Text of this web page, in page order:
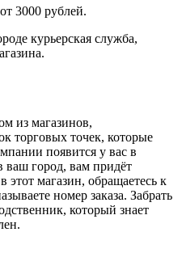
3000 рублей.
курьерская служба,
из магазинов,
торговых точек, которые
появится у вас в
ваш город, вам придёт
этот магазин, обращаетесь к
номер заказа. Забрать
который знает